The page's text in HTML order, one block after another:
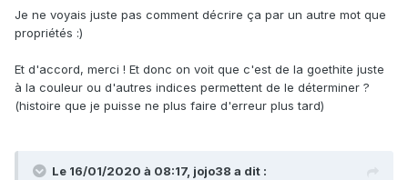
Je ne voyais juste pas comment décrire ça par un autre mot que
propriétés :)
Et d'accord, merci ! Et donc on voit que c'est de la goethite juste
à la couleur ou d'autres indices permettent de le déterminer ?
(histoire que je puisse ne plus faire d'erreur plus tard)
Le 16/01/2020 à 08:17, jojo38 a dit :